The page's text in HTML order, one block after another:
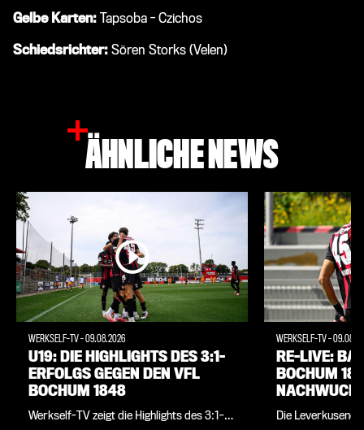
Gelbe Karten: Tapsoba - Czichos
Schiedsrichter: Sören Storks (Velen)
ÄHNLICHE NEWS
WERKSELF-TV-09.08.2026
U19: DIE HIGHLIGHTS DES 3:1-
ERFOLGS GEGEN DEN VFL
BOCHUM 1848
Werkself-TV zeigt die Highlights des 3:1-
WERKSELF-TV-
RE-LIVE:
BOCHUM
Die